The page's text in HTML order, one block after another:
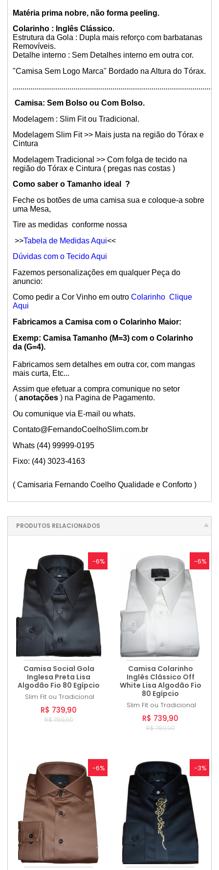
Matéria prima nobre, não forma peeling.
Colarinho : Inglês Clássico.
Estrutura da Gola : Dupla mais reforço com barbatanas
Removíveis.
Detalhe interno : Sem Detalhes interno em outra cor.
"Camisa Sem Logo Marca" Bordado na Altura do Tórax.
Camisa: Sem Bolso ou Com Bolso.
Modelagem : Slim Fit ou Tradicional.
Modelagem Slim Fit >> Mais justa na região do Tórax e
Cintura
Modelagem Tradicional >> Com folga de tecido na
região do Tórax e Cintura ( pregas nas costas )
Como saber o Tamanho ideal ?
Feche os botões de uma camisa sua e coloque-a sobre
uma Mesa,
Tire as medidas conforme nossa
>>Tabela de Medidas Aqui<<
Dúvidas com o Tecido Aqui
Fazemos personalizações em qualquer Peça do
anuncio:
Como pedir a Cor Vinho em outro Colarinho Clique
Aqui
Fabricamos a Camisa com o Colarinho Maior:
Exemp: Camisa Tamanho (M=3) com o Colarinho
da (G=4).
Fabricamos sem detalhes em outra cor, com mangas
mais curta, Etc...
Assim que efetuar a compra comunique no setor
( anotações ) na Pagina de Pagamento.
Ou comunique via E-mail ou whats.
Contato@FernandoCoelhoSlim.com.br
Whats (44) 99999-0195
Fixo: (44) 3023-4163
( Camisaria Fernando Coelho Qualidade e Conforto )
PRODUTOS RELACIONADOS
-6%
Camisa Social Gola
Inglesa Preta Lisa
Algodão Fio 80 Egípcio
Slim Fit ou Tradicional
R$ 739,90
R$ 789,90
-6%
Camisa Colarinho
Inglês Clássico Off
White Lisa Algodão Fio
80 Egípcio
Slim Fit ou Tradicional
R$ 739,90
R$ 789,90
-6% -3%